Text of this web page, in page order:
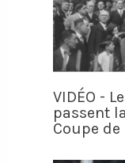
VIDÉO -
passent
Coupe de